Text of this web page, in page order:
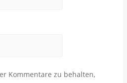
Kommentare zu behalten,